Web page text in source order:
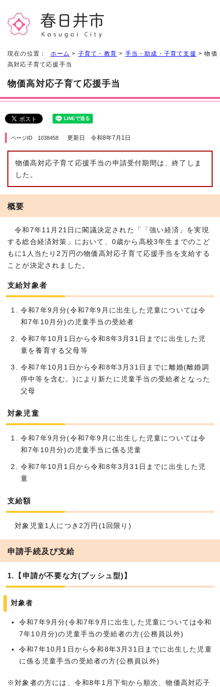
現在の位置： ホーム > 子育て・教育 > 手当・助成・子育て支援 > 物価
高対応子育て応援手当
物価高対応子育て応援手当
ページID 1038458 更新日 令和8年7月1日
物価高対応子育て応援手当の申請受付期間は、終了しま
した。
概要
令和7年11月21日に閣議決定された「「強い経済」を実現
する総合経済対策」において、0歳から高校3年生までのこど
もに1人当たり2万円の物価高対応子育て応援手当を支給する
ことが決定されました。
支給対象者
令和7年9月分(令和7年9月に出生した児童については令
和7年10月分)の児童手当の受給者
令和7年10月1日から令和8年3月31日までに出生した児
童を養育する父母等
令和7年10月1日から令和8年3月31日までに離婚(離婚調
停中等を含む。)により新たに児童手当の受給者となった
父母
対象児童
令和7年9月分(令和7年9月に出生した児童については令
和7年10月分)の児童手当に係る児童
令和7年10月1日から令和8年3月31日までに出生した児
童
支給額
対象児童1人につき2万円(1回限り)
申請手続及び支給
1.【申請が不要な方(プッシュ型)】
対象者
令和7年9月分(令和7年9月に出生した児童については令和
7年10月分)の児童手当の受給者の方(公務員以外)
令和7年10月1日から令和8年3月31日までに出生した児童
に係る児童手当の受給者の方(公務員以外)
※対象者の方には、令和8年1月下旬から順次、物価高対応子